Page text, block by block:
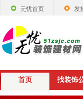
无忧首页 发
首页 找装饰